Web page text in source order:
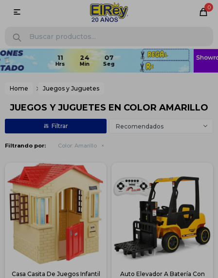
0

Home Juegos y Juguetes
JUEGOS Y JUGUETES EN COLOR AMARILLO
Recomendados
Filtrando por: Color: Amarillo
Casa Casita De Juegos Infantil
Auto Elevador A Batería Con